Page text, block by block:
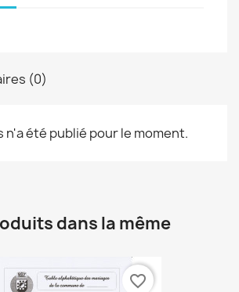
(0)
n'a été publié pour le moment.
dans la même
favorite_border